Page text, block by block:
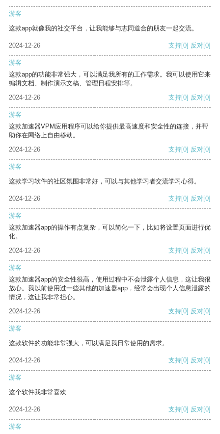
游客
这款app就像我的社交平台，让我能够与志同道合的朋友一起交流。
2024-12-26 支持[0] 反对[0]
游客
这款app的功能非常强大，可以满足我所有的工作需求。我可以使用它来
编辑文档、制作演示文稿、管理日程安排等。
2024-12-26
支持[0] 反对[0]
游客
这款加速器VPM应用程序可以给你提供最高速度和安全性的连接，并帮
助你在网络上自由移动。
2024-12-26
支持[0] 反对[0]
游客
这款学习软件的社区氛围非常好，可以与其他学习者交流学习心得。
2024-12-26 支持[0] 反对[0]
游客
这款加速器app的操作有点复杂，可以简化一下，比如将设置页面进行优
化。
2024-12-26
支持[0] 反对[0]
游客
这款加速器app的安全性很高，使用过程中不会泄露个人信息，这让我很
放心。我以前使用过一些其他的加速器app，经常会出现个人信息泄露的
情况，这让我非常担心。
2024-12-26
支持[0] 反对[0]
游客
这款软件的功能非常强大，可以满足我日常使用的需求。
2024-12-26 支持[0] 反对[0]
游客
这个软件我非常喜欢
2024-12-26 支持[0] 反对[0]
游客